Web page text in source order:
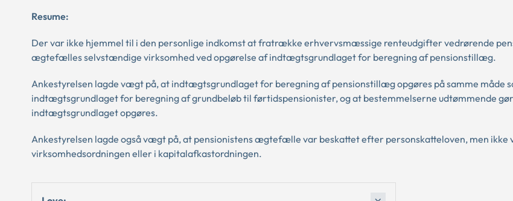
Resume:
Der var ikke hjemmel til i den personlige indkomst at fratrække erhvervsmæssige renteudgifter vedrørende
ægtefælles selvstændige virksomhed ved opgørelse af indtægtsgrundlaget for beregning af pensionstillæg.
Ankestyrelsen lagde vægt på, at indtægtsgrundlaget for beregning af pensionstillæg opgøres på samme måde
indtægtsgrundlaget for beregning af grundbeløb til førtidspensionister, og at bestemmelserne udtømmende
indtægtsgrundlaget opgøres.
Ankestyrelsen lagde også vægt på, at pensionistens ægtefælle var beskattet efter personskatteloven, men ikke
virksomhedsordningen eller i kapitalafkastordningen.